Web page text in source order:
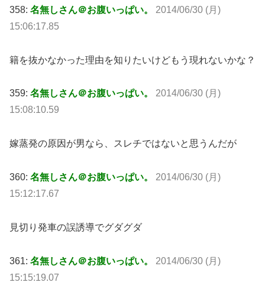
358: 名無しさん＠お腹いっぱい。 2014/06/30 (月)
15:06:17.85
籍を抜かなかった理由を知りたいけどもう現れないかな？
359: 名無しさん＠お腹いっぱい。 2014/06/30 (月)
15:08:10.59
嫁蒸発の原因が男なら、スレチではないと思うんだが
360: 名無しさん＠お腹いっぱい。 2014/06/30 (月)
15:12:17.67
見切り発車の誤誘導でグダグダ
361: 名無しさん＠お腹いっぱい。 2014/06/30 (月)
15:15:19.07